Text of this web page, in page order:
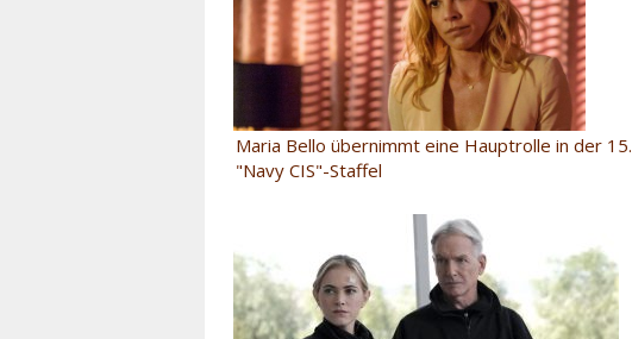
Maria Bello übernimmt eine Hauptrolle in der 15.
"Navy CIS"-Staffel